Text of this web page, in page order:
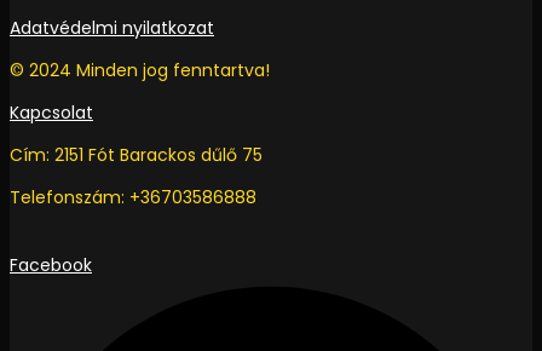
Adatvédelmi nyilatkozat
© 2024 Minden jog fenntartva!
Kapcsolat
Cím: 2151 Fót Barackos dűlő 75
Telefonszám: +36703586888
Facebook